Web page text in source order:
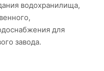
водохранилища,
для
завода.